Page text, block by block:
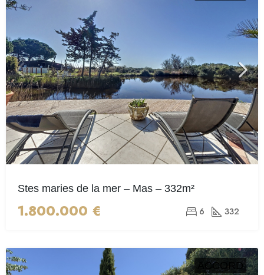
Stes maries de la mer – Mas – 332m²
1.800.000 € 6 332
ACCORD